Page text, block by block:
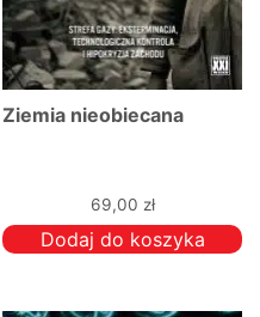
Ziemia nieobiecana
69,00 zł
Dodaj do koszyka